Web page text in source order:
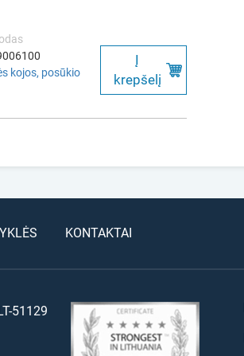
kojos, posūkio
Į
krepšelį
KONTAKTAI
51129